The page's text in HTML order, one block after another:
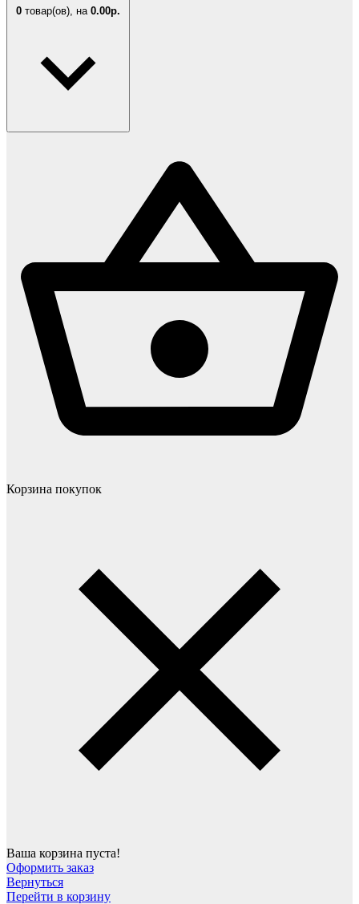
0 товар(ов), на 0.00р.
Корзина покупок
Ваша корзина пуста!
Оформить заказ
Вернуться
Перейти в корзину